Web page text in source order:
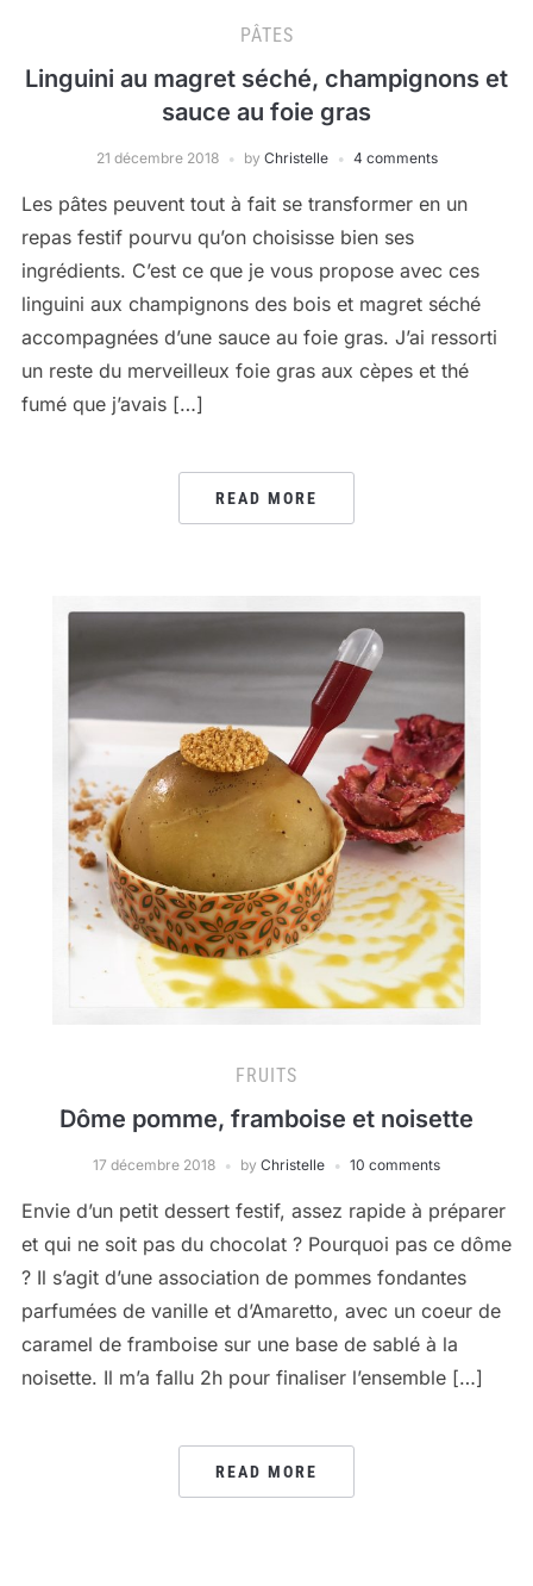
PÂTES
Linguini au magret séché, champignons et
sauce au foie gras
21 décembre 2018 by Christelle 4 comments
Les pâtes peuvent tout à fait se transformer en un
repas festif pourvu qu’on choisisse bien ses
ingrédients. C’est ce que je vous propose avec ces
linguini aux champignons des bois et magret séché
accompagnées d’une sauce au foie gras. J’ai ressorti
un reste du merveilleux foie gras aux cèpes et thé
fumé que j’avais […]
READ MORE
FRUITS
Dôme pomme, framboise et noisette
17 décembre 2018 by Christelle 10 comments
Envie d’un petit dessert festif, assez rapide à préparer
et qui ne soit pas du chocolat ? Pourquoi pas ce dôme
? Il s’agit d’une association de pommes fondantes
parfumées de vanille et d’Amaretto, avec un coeur de
caramel de framboise sur une base de sablé à la
noisette. Il m’a fallu 2h pour finaliser l’ensemble […]
READ MORE